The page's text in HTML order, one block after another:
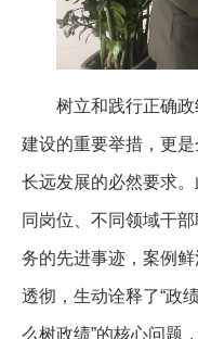
树立和践行正确
建设的重要举措，更
长远发展的必然要求
同岗位、不同领域干
务的先进事迹，案例
透彻，生动诠释了“政
么树政绩”的核心问题